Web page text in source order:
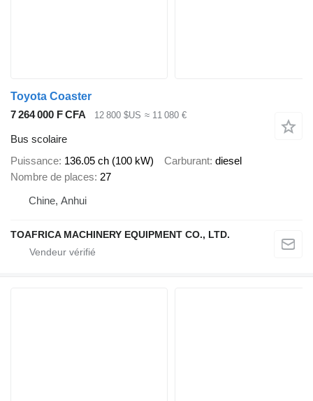
Toyota Coaster
7 264 000 F CFA
12 800 $US ≈ 11 080 €
Bus scolaire
Puissance 136.05 ch (100 kW) Carburant diesel
Nombre de places 27
Chine, Anhui
TOAFRICA MACHINERY EQUIPMENT CO., LTD.